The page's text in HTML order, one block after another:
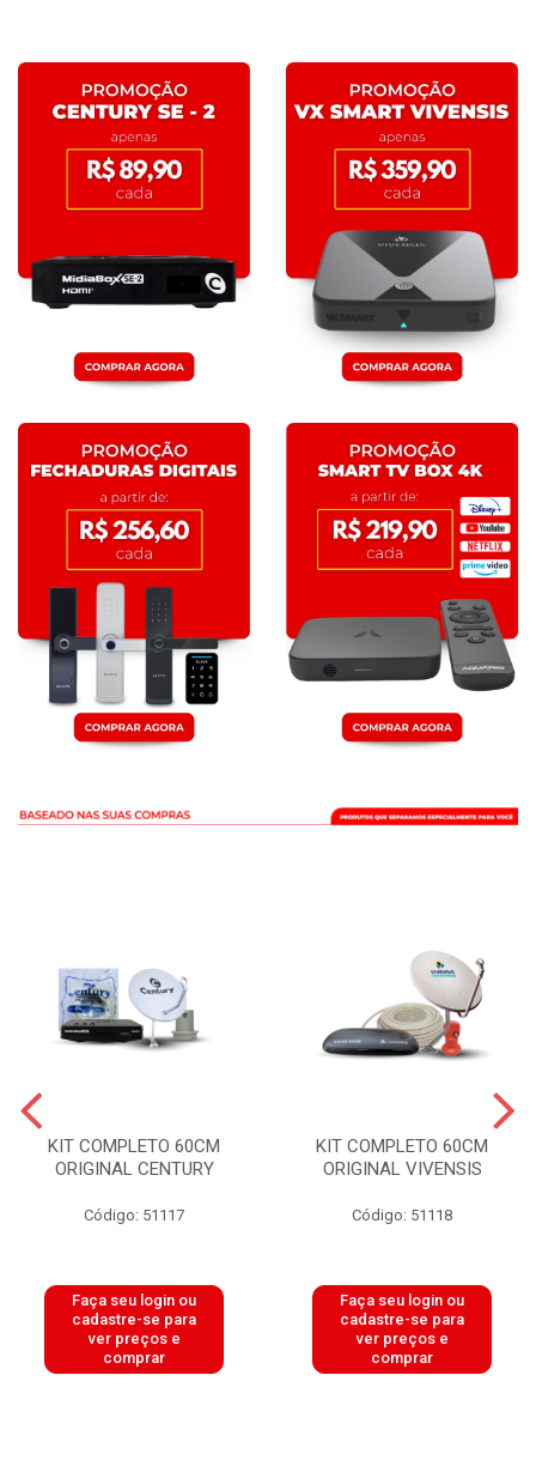
KIT COMPLETO 60CM
ORIGINAL CENTURY
Código: 51117
Faça seu login ou
cadastre-se para
ver preços e
comprar
KIT COMPLETO 60CM
ORIGINAL VIVENSIS
Código: 51118
Faça seu login ou
cadastre-se para
ver preços e
comprar